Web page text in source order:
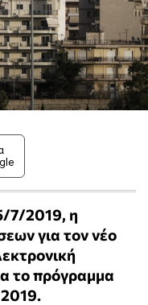
7/2019, η
για τον νέο
το πρόγραμμα